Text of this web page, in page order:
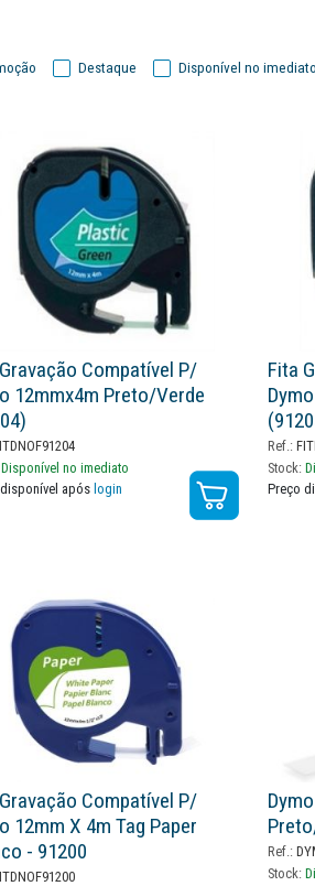
Disponível no imediato
Destaque
Compatível P/
12mmx4m Preto/verde
Disponível no imediato
após login
Fita
Ref.:
Stock:
Preço
Compatível P/
12mm X 4m Tag Paper
- 91200
Ref.:
Stock: